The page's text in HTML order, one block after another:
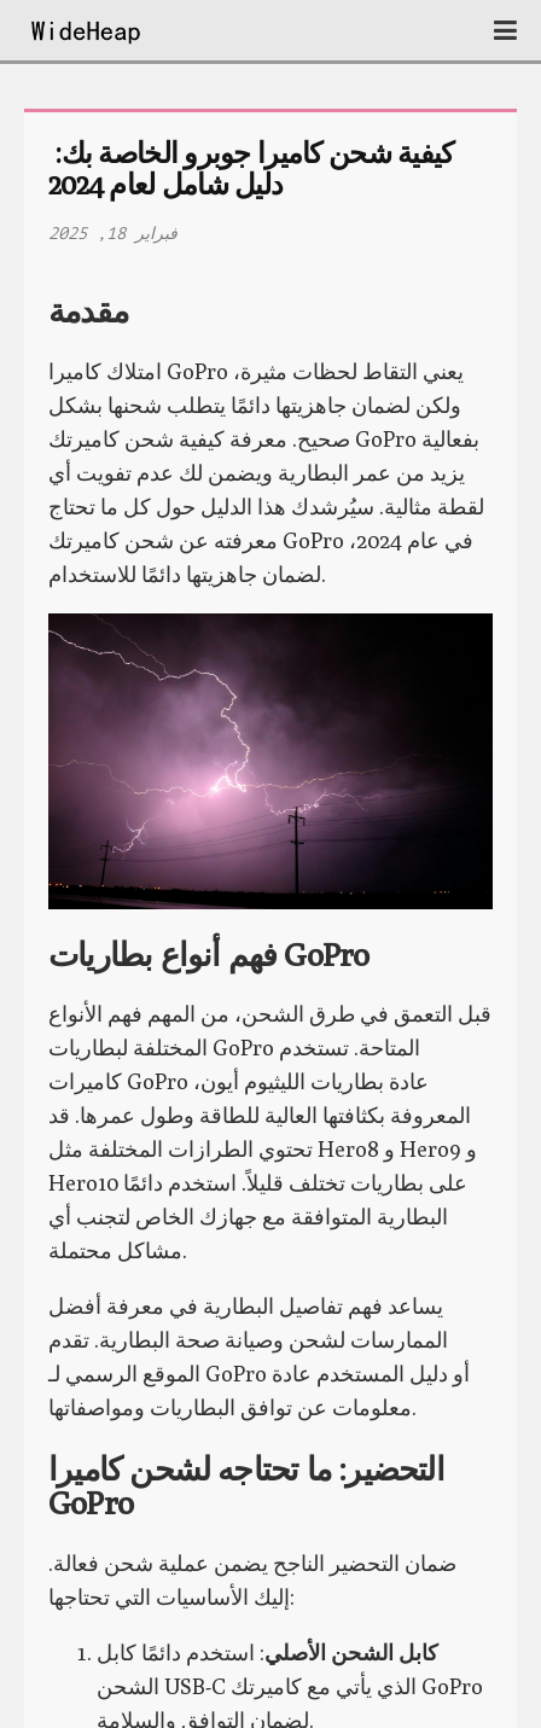
دليل شامل لعام 2024
فبراير 18, 2025
مقدمة
امتلاك كاميرا GoPro يعني التقاط لحظات مثيرة،
ولكن لضمان جاهزيتها دائمًا يتطلب شحنها بشكل
صحيح. معرفة كيفية شحن كاميرتك GoPro بفعالية
يزيد من عمر البطارية ويضمن لك عدم تفويت أي
لقطة مثالية. سيُرشدك هذا الدليل حول كل ما تحتاج
معرفته عن شحن كاميرتك GoPro في عام 2024،
لضمان جاهزيتها دائمًا للاستخدام.
فهم أنواع بطاريات GoPro
قبل التعمق في طرق الشحن، من المهم فهم الأنواع
المختلفة لبطاريات GoPro المتاحة. تستخدم
كاميرات GoPro عادة بطاريات الليثيوم أيون،
المعروفة بكثافتها العالية للطاقة وطول عمرها. قد
تحتوي الطرازات المختلفة مثل Hero8 و Hero9 و
Hero10 على بطاريات تختلف قليلاً. استخدم دائمًا
البطارية المتوافقة مع جهازك الخاص لتجنب أي
مشاكل محتملة.
يساعد فهم تفاصيل البطارية في معرفة أفضل
الممارسات لشحن وصيانة صحة البطارية. تقدم
الموقع الرسمي لـ GoPro أو دليل المستخدم عادة
معلومات عن توافق البطاريات ومواصفاتها.
التحضير: ما تحتاجه لشحن كاميرا
GoPro
ضمان التحضير الناجح يضمن عملية شحن فعالة.
إليك الأساسيات التي تحتاجها:
كابل الشحن الأصلي: استخدم دائمًا كابل
الشحن USB-C الذي يأتي مع كاميرتك GoPro
لضمان التوافق والسلامة.